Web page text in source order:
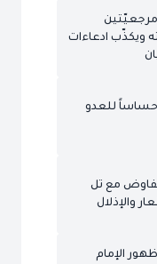
مرجعيّتين
ويكذّب ادعاءات
حساساً للعدو
مع تل
والإذلال
الإمام